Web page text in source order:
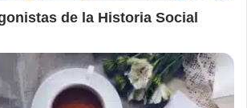
de la Historia Social